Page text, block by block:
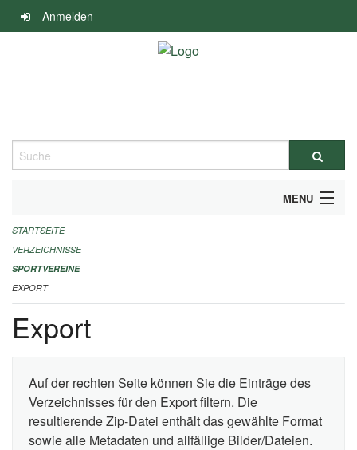
Navigation
überspringen
Anmelden
Suche
MENU
ALLGEMEINE INFORMATIONEN
FINANZIELLE UNTERSTÜTZUNG BENÖTIGT?
KONTAKT
STARTSEITE
VERZEICHNISSE
SPORTVEREINE
EXPORT
Export
Auf der rechten Seite können Sie die Einträge des
Verzeichnisses für den Export filtern. Die
resultierende Zip-Datei enthält das gewählte Format
sowie alle Metadaten und allfällige Bilder/Dateien.